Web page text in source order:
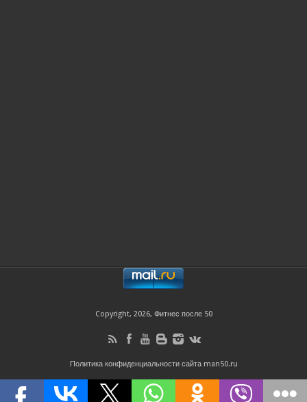
Copyright, 2026, Фитнес после 50
Политика конфиденциальности сайта man50.ru